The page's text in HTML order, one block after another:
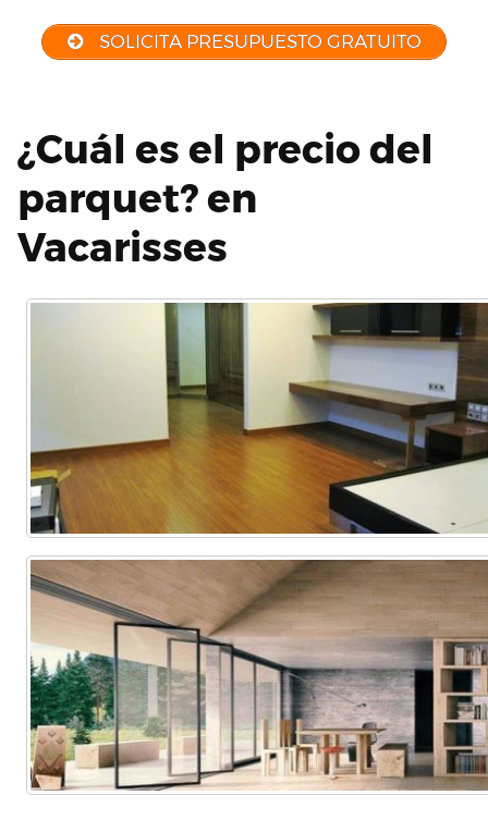
SOLICITA PRESUPUESTO GRATUITO
¿Cuál es el precio del
parquet? en
Vacarisses